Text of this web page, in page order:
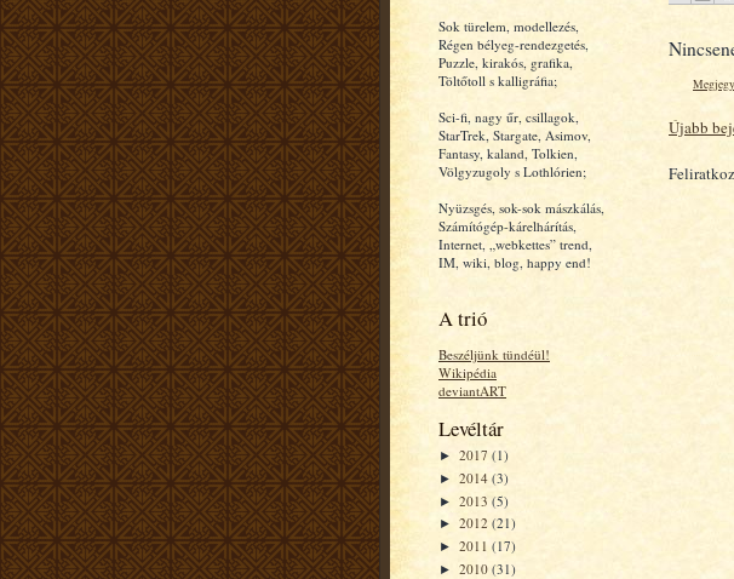
Sok türelem, modellezés,
Régen bélyeg-rendezgetés,
Puzzle, kirakós, grafika,
Töltőtoll s kalligráfia;
Sci-fi, nagy űr, csillagok,
StarTrek, Stargate, Asimov,
Fantasy, kaland, Tolkien,
Völgyzugoly s Lothlórien;
Nyüzsgés, sok-sok mászkálás,
Számítógép-kárelhárítás,
Internet, „webkettes” trend,
IM, wiki, blog, happy end!
A trió
Beszéljünk tündéül!
Wikipédia
deviantART
Levéltár
► 2017 (1)
► 2014 (3)
► 2013 (5)
► 2012 (21)
► 2011 (17)
► 2010 (31)
Újabb